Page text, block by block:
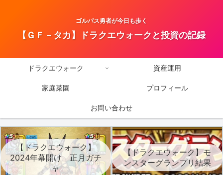
ゴルパス勇者が今日も歩く
【ＧＦ－タカ】ドラクエウォークと投資の記録
ドラクエウォーク 資産運用
家庭菜園 プロフィール
お問い合わせ
【ドラクエウォーク】
2024年幕開け 正月ガチ
ャ
【ドラクエウォーク】モ
ンスターグランプリ結果